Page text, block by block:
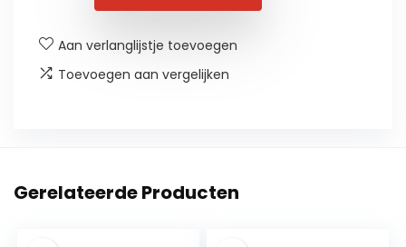
Aan verlanglijstje toevoegen
Toevoegen aan vergelijken
Gerelateerde Producten